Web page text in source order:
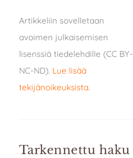
Artikkeliin sovelletaan
avoimen julkaisemisen
lisenssiä tiedelehdille (CC BY-
NC-ND). Lue lisää
tekijänoikeuksista.
Tarkennettu haku